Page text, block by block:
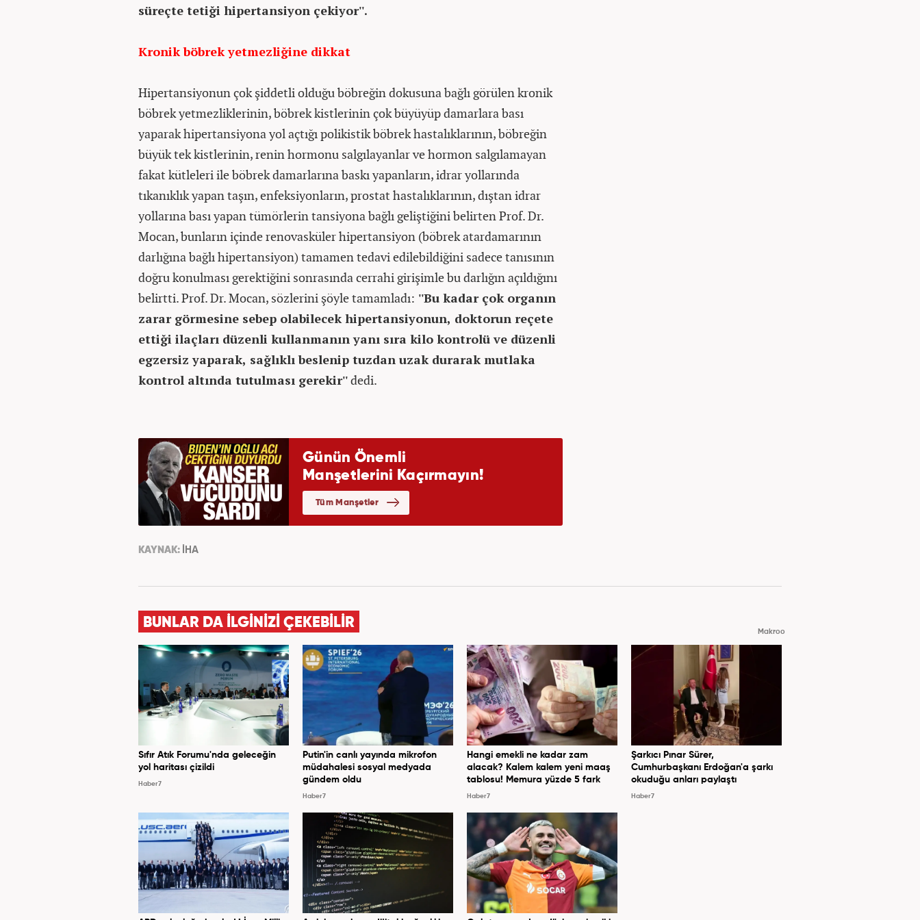
süreçte tetiği hipertansiyon çekiyor''.
Kronik böbrek yetmezliğine dikkat
Hipertansiyonun çok şiddetli olduğu böbreğin dokusuna bağlı görülen kronik
böbrek yetmezliklerinin, böbrek kistlerinin çok büyüyüp damarlara bası
yaparak hipertansiyona yol açtığı polikistik böbrek hastalıklarının, böbreğin
büyük tek kistlerinin, renin hormonu salgılayanlar ve hormon salgılamayan
fakat kütleleri ile böbrek damarlarına baskı yapanların, idrar yollarında
tıkanıklık yapan taşın, enfeksiyonların, prostat hastalıklarının, dıştan idrar
yollarına bası yapan tümörlerin tansiyona bağlı geliştiğini belirten Prof. Dr.
Mocan, bunların içinde renovasküler hipertansiyon (böbrek atardamarının
darlığına bağlı hipertansiyon) tamamen tedavi edilebildiğini sadece tanısının
doğru konulması gerektiğini sonrasında cerrahi girişimle bu darlığın açıldığını
belirtti. Prof. Dr. Mocan, sözlerini şöyle tamamladı: ''Bu kadar çok organın
zarar görmesine sebep olabilecek hipertansiyonun, doktorun reçete
ettiği ilaçları düzenli kullanmanın yanı sıra kilo kontrolü ve düzenli
egzersiz yaparak, sağlıklı beslenip tuzdan uzak durarak mutlaka
kontrol altında tutulması gerekir''dedi.
KAYNAK: İHA
BUNLAR DA İLGİNİZİ ÇEKEBİLİR
Makroo
Sıfır Atık Forumu'nda geleceğin
yol haritası çizildi
Haber7
Putin'in canlı yayında mikrofon
müdahalesi sosyal medyada
gündem oldu
Haber7
Hangi emekli ne kadar zam
alacak? Kalem kalem yeni maaş
tablosu! Memura yüzde 5 fark
Haber7
Şarkıcı Pınar Sürer,
Cumhurbaşkanı Erdoğan'a şarkı
okuduğu anları paylaştı
Haber7